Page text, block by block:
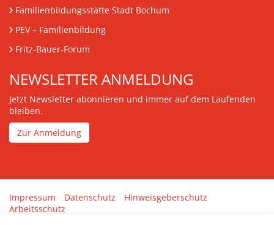
Familienbildungsstätte Stadt Bochum
PEV– Familienbildung
Fritz-Bauer-Forum
NEWSLETTER ANMELDUNG
Jetzt Newsletter abonnieren und immer auf dem Laufenden
bleiben.
Zur Anmeldung
Impressum Datenschutz
Hinweisgeberschutz
Arbeitsschutz